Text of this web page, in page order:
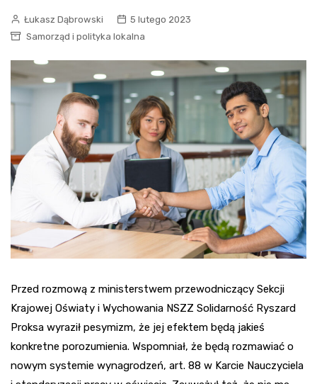
Łukasz Dąbrowski
5 lutego 2023
Samorząd i polityka lokalna
Przed rozmową z ministerstwem przewodniczący Sekcji
Krajowej Oświaty i Wychowania NSZZ Solidarność Ryszard
Proksa wyraził pesymizm, że jej efektem będą jakieś
konkretne porozumienia. Wspomniał, że będą rozmawiać o
nowym systemie wynagrodzeń, art. 88 w Karcie Nauczyciela